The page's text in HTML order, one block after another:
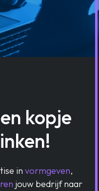
kopje
in vormgeven,
jouw bedrijf naar